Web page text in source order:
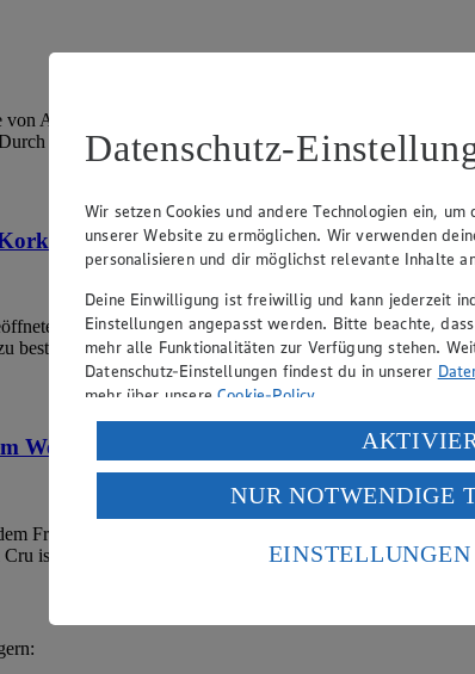
Alkohol zum Wein oder Most. Dies kann sowohl vor
das Aufspriten wä…
erkennen?
Weinflasche, oder haben eine Flasche vor einigen
bestimmen und…
Weinetikett?
Französischen und bedeutet übersetzt „großes
ist in den Weinbaug…
Datenschutz-
Wir setzen Cookies und andere Technologien ein,
unserer Website zu ermöglichen. Wir verwenden
personalisieren und dir möglichst relevante Inhalte
Deine Einwilligung ist freiwillig und kann jederzeit
Einstellungen angepasst werden. Bitte beachte,
mehr alle Funktionalitäten zur Verfügung stehen.
Datenschutz-Einstellungen findest du in unserer
mehr über unsereCookie-Policy.
Verarbeitung deiner personenbezogenen Daten in
Wenn du auf „Aktivieren“ klickst, willigst du im
ein, dass deine Daten in den USA verarbeitet
einem nach europäischen Standards nicht
Risiko eines Zugriffs durch US-amerikanische
NUR NOTWENDIGE